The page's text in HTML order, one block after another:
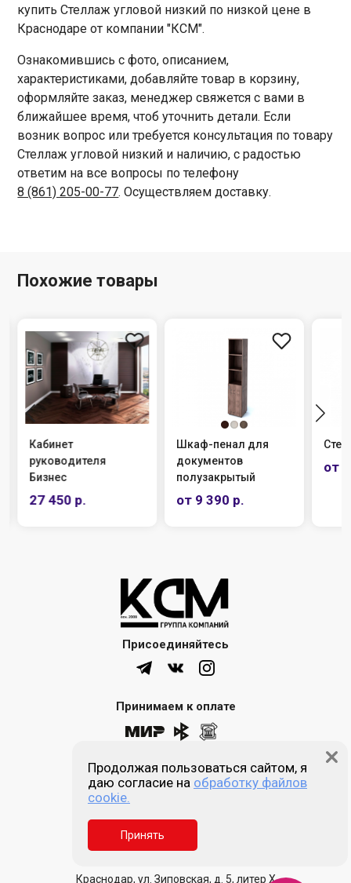
купить Стеллаж угловой низкий по низкой цене в
Краснодаре от компании "КСМ".
Ознакомившись с фото, описанием,
характеристиками, добавляйте товар в корзину,
оформляйте заказ, менеджер свяжется с вами в
ближайшее время, чтоб уточнить детали. Если
возник вопрос или требуется консультация по товару
Стеллаж угловой низкий и наличию, с радостью
ответим на все вопросы по телефону
8 (861) 205-00-77. Осуществляем доставку.
Похожие товары
Кабинет
руководителя
Бизнес
27 450 р.
Шкаф-пенал для
документов
полузакрытый
от 9 390 р.
от
Присоединяйтесь
Принимаем к оплате
8 (861) 205-00-77
Звонок бесплатный
Пн-пт 9:00 - 18:00
Сб, Вс - выходной
Краснодар, ул. Зиповская, д. 5, литер Х
Продолжая пользоваться сайтом, я
даю согласие на обработку файлов
cookie.
Принять